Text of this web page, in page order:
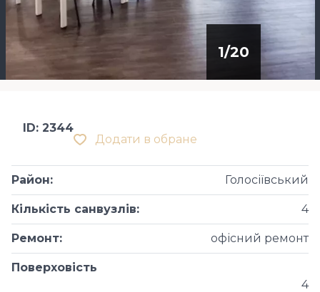
1/20
Додати в обране
ID: 2344
Район: Голосіївський
Кількість санвузлів: 4
Ремонт: офісний ремонт
Поверховість
4